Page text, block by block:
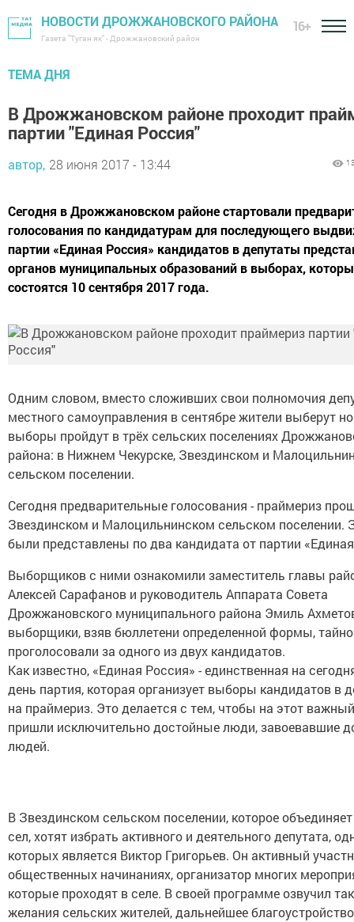
НОВОСТИ ДРОЖЖАНОВСКОГО РАЙОНА
Газета "Туган як" - Дрожжановский район
16+
ТЕМА ДНЯ
В Дрожжановском районе проходит
партии "Единая Россия"
автор, 28 июня 2017 - 13:44
Сегодня в Дрожжановском районе стартовали
голосования по кандидатурам для последующего
партии «Единая Россия» кандидатов в депутаты
органов муниципальных образований в выборах,
состоятся 10 сентября 2017 года.
Одним словом, вместо сложивших свои полномочия
местного самоуправления в сентябре жители выберут
выборы пройдут в трёх сельских поселениях
района: в Нижнем Чекурске, Звездинском и
сельском поселении.
Сегодня предварительные голосования - праймериз
Звездинском и Малоцильнинском сельском поселении.
были представлены по два кандидата от партии
Выборщиков с ними ознакомили заместитель главы
Алексей Сарафанов и руководитель Аппарата Совета
Дрожжановского муниципального района Эмиль
выборщики, взяв бюллетени определенной формы, тайно
проголосовали за одного из двух кандидатов.
Как известно, «Единая Россия» - единственная на
день партия, которая организует выборы кандидатов в
на праймериз. Это делается с тем, чтобы на этот
пришли исключительно достойные люди, завоевавшие
людей.
В Звездинском сельском поселении, которое
сел, хотят избрать активного и деятельного депутата,
которых является Виктор Григорьев. Он активный
общественных начинаниях, организатор многих
которые проходят в селе. В своей программе озвучил
желания сельских жителей, дальнейшее